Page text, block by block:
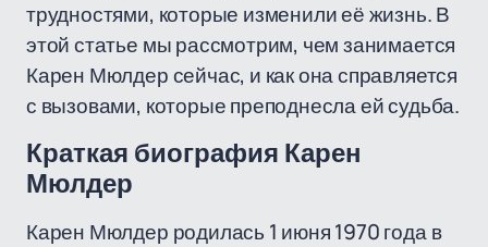
трудностями, которые изменили её жизнь. В
этой статье мы рассмотрим, чем занимается
Карен Мюлдер сейчас, и как она справляется
с вызовами, которые преподнесла ей судьба.
Краткая биография Карен
Мюлдер
Карен Мюлдер родилась 1 июня 1970 года в